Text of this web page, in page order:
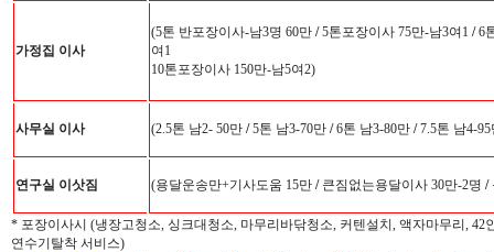
가정집 이사
(5톤 반포장이사-남3명 60만 /5톤포장이사 75만-남3여1 /6
여1
10톤포장이사 150만-남5여2)
사무실 이사 (2.5톤 남2- 50만 /5톤 남3-70만 /6톤 남3-80만 /7.5톤 남4-
연구실 이삿짐 (용달운송만+기사도움 15만 /큰짐없는용달이사 30만-2명 /
* 포장이사시 (냉장고청소, 싱크대청소, 마무리바닦청소, 커텐설치, 액자마무리,
연수기탈착 서비스)